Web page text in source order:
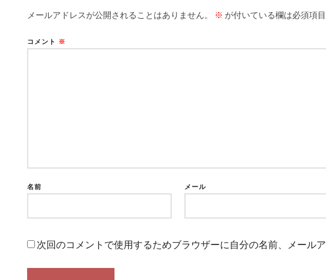
メールアドレスが公開されることはありません。 ※ が付いている欄は必須項
コメント ※
名前 メール
次回のコメントで使用するためブラウザーに自分の名前、メール